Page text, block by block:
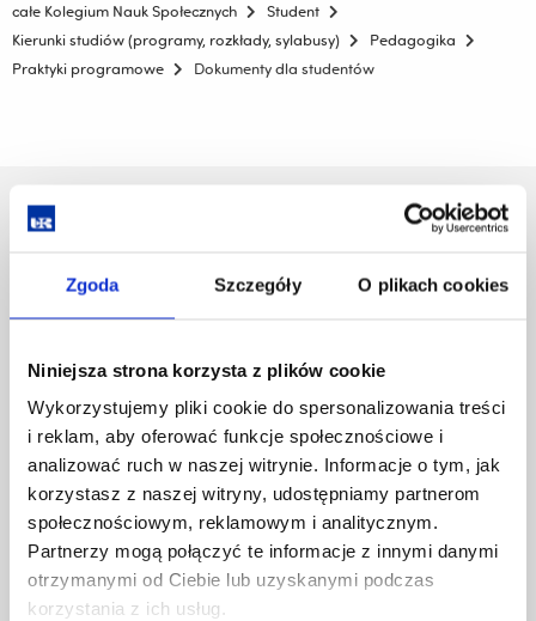
Zgoda Szczegóły O plikach cookies
Niniejsza strona korzysta z plików cookie
Wykorzystujemy pliki cookie do spersonalizowania treści
i reklam, aby oferować funkcje społecznościowe i
analizować ruch w naszej witrynie. Informacje o tym, jak
korzystasz z naszej witryny, udostępniamy partnerom
społecznościowym, reklamowym i analitycznym.
Partnerzy mogą połączyć te informacje z innymi danymi
otrzymanymi od Ciebie lub uzyskanymi podczas
korzystania z ich usług.
całe Kolegium Nauk Społecznych
Student
Kierunki studiów (programy, rozkłady, sylabusy)
Pedagogika
Praktyki programowe
Dokumenty dla studentów
35-959 Rzeszów
Pomiń
przejdź
do
treści
Biblioteka
Wydawnictwo
Covid info
Studia podyplomowe
Praca na UR
Zamówienia publiczne
Fundusze strukturalne
Projekty współfinansowane przez UE
Projekty realizowane z KPO